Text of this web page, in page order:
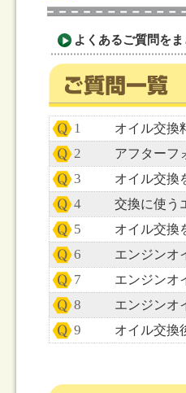
よくあるご質問を
1 オイル交換
2 アフターフ
3 オイル交換
4 交換に使う
5 オイル交換
6 エンジンオ
7 エンジンオ
8 エンジンオ
9 オイル交換